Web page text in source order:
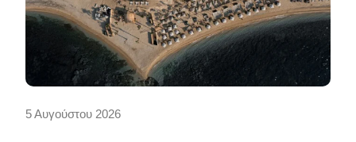
5 Αυγούστου 2026